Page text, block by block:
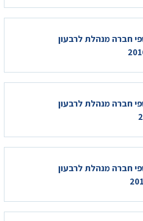
חברה מנהלת לרבעון
חברה מנהלת לרבעון
חברה מנהלת לרבעון